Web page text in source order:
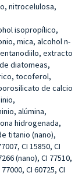
nitrocelulosa,
isopropílico,
mica, alcohol n-
extracto
diatomeas,
tocoferol,
de calcio
alúmina,
hidrogenada,
titanio (nano),
CI 15850, CI
(nano), CI 77510,
CI 60725, CI